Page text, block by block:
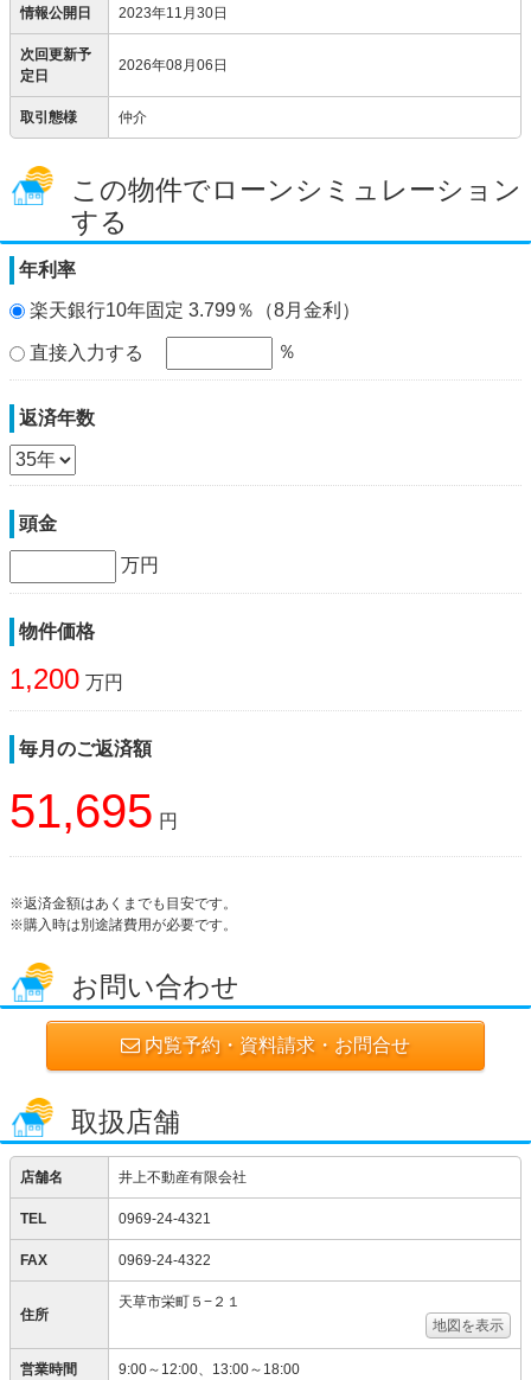
情報公開日 2023年11月30日
次回更新予
定日
2026年08月06日
取引態様 仲介
この物件でローンシミュレーション
する
年利率
楽天銀行10年固定 3.799％（8月金利）
直接入力する ％
返済年数
頭金
万円
物件価格
1,200 万円
毎月のご返済額
51,695 円
※返済金額はあくまでも目安です。
※購入時は別途諸費用が必要です。
お問い合わせ
内覧予約・資料請求・お問合せ
取扱店舗
店舗名 井上不動産有限会社
TEL 0969-24-4321
FAX 0969-24-4322
住所
天草市栄町５−２１
地図を表示
営業時間 9:00～12:00、13:00～18:00